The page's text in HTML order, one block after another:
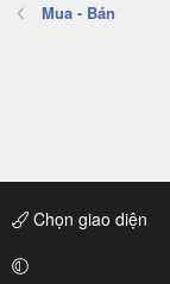
Mua - Bán
Chọn giao diện